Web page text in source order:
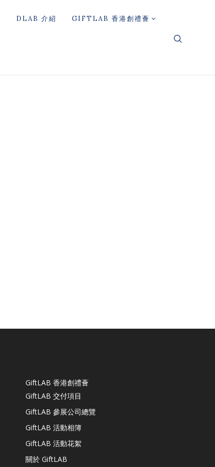
DLAB 介紹 GIFTLAB 香港創禮薈
GiftLAB 香港創禮薈
GiftLAB 交付項目
GiftLAB 參展公司總覽
GiftLAB 活動相簿
GiftLAB 活動花絮
關於 GiftLAB